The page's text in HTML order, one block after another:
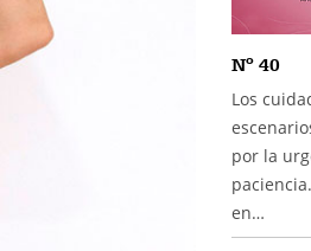
Nº 40
Los
por la
en…